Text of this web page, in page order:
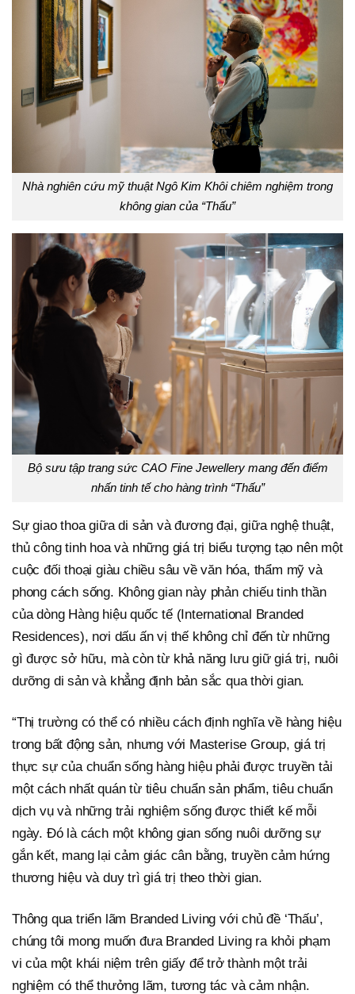
Nhà nghiên cứu mỹ thuật Ngô Kim Khôi chiêm nghiệm trong
không gian của “Thấu”
Bộ sưu tập trang sức CAO Fine Jewellery mang đến điểm
nhấn tinh tế cho hàng trình “Thấu”
Sự giao thoa giữa di sản và đương đại, giữa nghệ thuật,
thủ công tinh hoa và những giá trị biểu tượng tạo nên một
cuộc đối thoại giàu chiều sâu về văn hóa, thẩm mỹ và
phong cách sống. Không gian này phản chiếu tinh thần
của dòng Hàng hiệu quốc tế (International Branded
Residences), nơi dấu ấn vị thế không chỉ đến từ những
gì được sở hữu, mà còn từ khả năng lưu giữ giá trị, nuôi
dưỡng di sản và khẳng định bản sắc qua thời gian.
“Thị trường có thể có nhiều cách định nghĩa về hàng hiệu
trong bất động sản, nhưng với Masterise Group, giá trị
thực sự của chuẩn sống hàng hiệu phải được truyền tải
một cách nhất quán từ tiêu chuẩn sản phẩm, tiêu chuẩn
dịch vụ và những trải nghiệm sống được thiết kế mỗi
ngày. Đó là cách một không gian sống nuôi dưỡng sự
gắn kết, mang lại cảm giác cân bằng, truyền cảm hứng
thương hiệu và duy trì giá trị theo thời gian.
Thông qua triển lãm Branded Living với chủ đề ‘Thấu’,
chúng tôi mong muốn đưa Branded Living ra khỏi phạm
vi của một khái niệm trên giấy để trở thành một trải
nghiệm có thể thưởng lãm, tương tác và cảm nhận.